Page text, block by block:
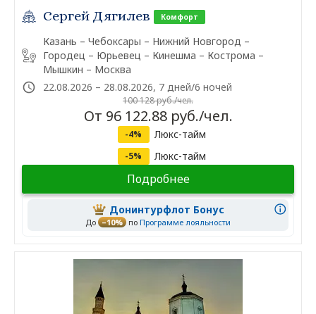
Сергей Дягилев Комфорт
Казань – Чебоксары – Нижний Новгород –
Городец – Юрьевец – Кинешма – Кострома –
Мышкин – Москва
22.08.2026 – 28.08.2026, 7 дней/6 ночей
100 128 руб./чел.
От 96 122.88 руб./чел.
-4% Люкс-тайм
-5% Люкс-тайм
Подробнее
Донинтурфлот Бонус
До –10% по Программе лояльности